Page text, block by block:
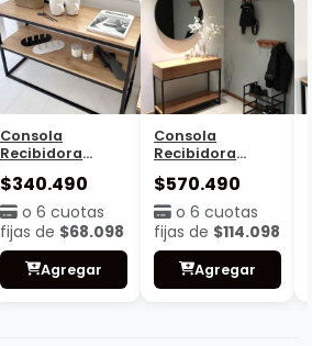
Consola
Recibidora
estante
$340.490
o 6 cuotas
fijas de $68.098
Agregar
Consola
Recibidora
Cajonera
$570.490
o 6 cuotas
fijas de $114.098
Agregar